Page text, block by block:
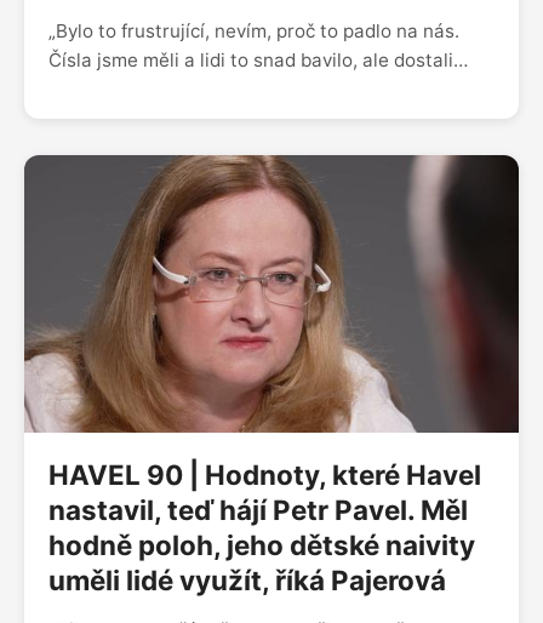
„Bylo to frustrující, nevím, proč to padlo na nás.
Čísla jsme měli a lidi to snad bavilo, ale dostali
nepočítá,” popisuje moderátor Honza Dědek, proč
Televizi Seznam. „Chvilku mi samozřejmě jela v
hlavě kalkulačka – hypotéka, dcera a žena na
mateřské, ale nakonec je to strašně nakopávající.
Mít dítě po padesátce plán nebyl. Lidé mi píšou, že
ji možná neuvidím maturovat. Možná ne, ale
děkuju za každé nové ráno, kdy s ní můžu být.”
HAVEL 90 | Hodnoty, které Havel
nastavil, teď hájí Petr Pavel. Měl
hodně poloh, jeho dětské naivity
uměli lidé využít, říká Pajerová